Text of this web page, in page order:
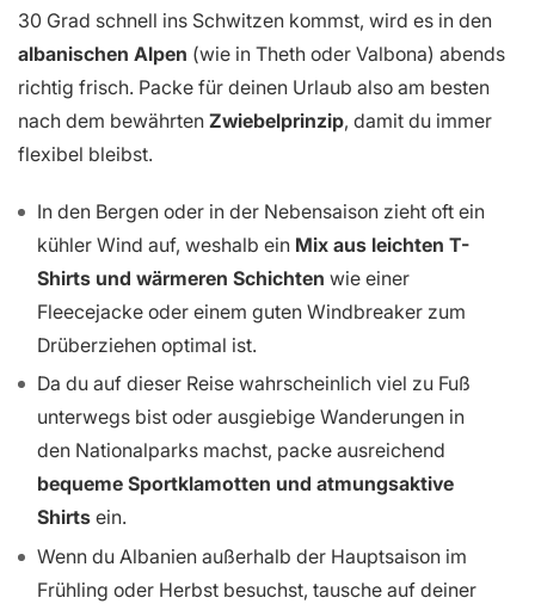
30 Grad schnell ins Schwitzen kommst, wird es in den
albanischen Alpen (wie in Theth oder Valbona) abends
richtig frisch. Packe für deinen Urlaub also am besten
nach dem bewährten Zwiebelprinzip, damit du immer
flexibel bleibst.
In den Bergen oder in der Nebensaison zieht oft ein
kühler Wind auf, weshalb ein Mix aus leichten T-
Shirts und wärmeren Schichten wie einer
Fleecejacke oder einem guten Windbreaker zum
Drüberziehen optimal ist.
Da du auf dieser Reise wahrscheinlich viel zu Fuß
unterwegs bist oder ausgiebige Wanderungen in
den Nationalparks machst, packe ausreichend
bequeme Sportklamotten und atmungsaktive
Shirts ein.
Wenn du Albanien außerhalb der Hauptsaison im
Frühling oder Herbst besuchst, tausche auf deiner